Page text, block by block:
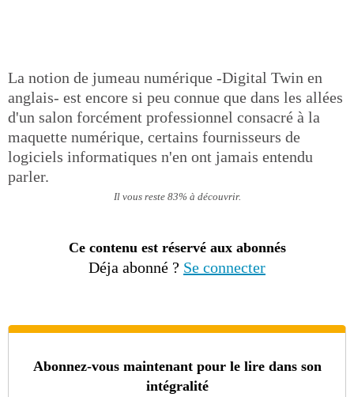
La notion de jumeau numérique -Digital Twin en
anglais- est encore si peu connue que dans les allées
d'un salon forcément professionnel consacré à la
maquette numérique, certains fournisseurs de
logiciels informatiques n'en ont jamais entendu
parler.
Il vous reste 83% à découvrir.
Ce contenu est réservé aux abonnés
Déja abonné ? Se connecter
Abonnez-vous maintenant pour le lire dans son
intégralité